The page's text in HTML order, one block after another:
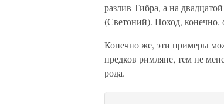
разлив Тибра, а на
(Светоний). Поход, конечно,
Конечно же, эти примеры
предков римляне, тем не
рода.